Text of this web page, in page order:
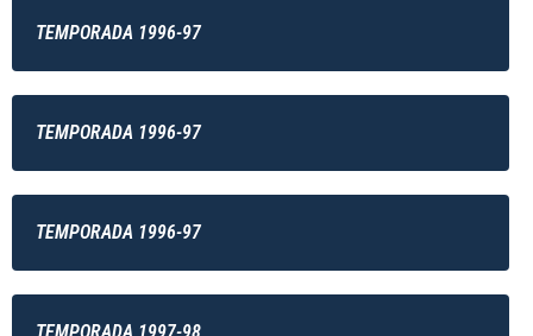
TEMPORADA 1996-97
TEMPORADA 1996-97
TEMPORADA 1996-97